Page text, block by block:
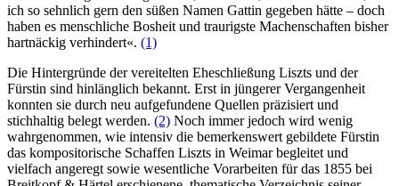
ich so sehnlich gern den süßen Namen Gattin gegeben hätte – doch
haben es menschliche Bosheit und traurigste Machenschaften bisher
hartnäckig verhindert«. (1)
Die Hintergründe der vereitelten Eheschließung Liszts und der
Fürstin sind hinlänglich bekannt. Erst in jüngerer Vergangenheit
konnten sie durch neu aufgefundene Quellen präzisiert und
stichhaltig belegt werden. (2) Noch immer jedoch wird wenig
wahrgenommen, wie intensiv die bemerkenswert gebildete Fürstin
das kompositorische Schaffen Liszts in Weimar begleitet und
vielfach angeregt sowie wesentliche Vorarbeiten für das 1855 bei